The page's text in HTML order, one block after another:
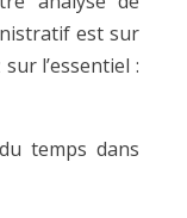
est sur
l’essentiel :
temps dans